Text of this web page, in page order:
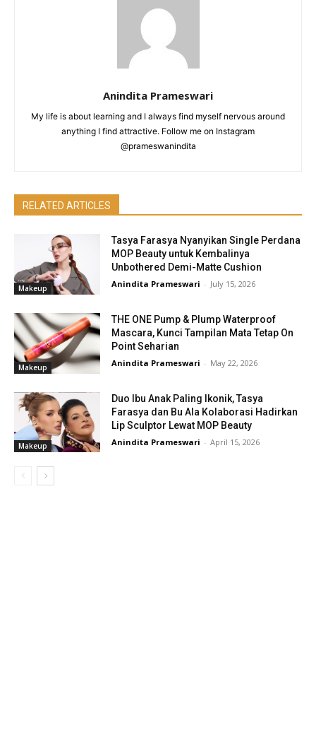
Anindita Prameswari
My life is about learning and I always find myself nervous around
anything I find attractive. Follow me on Instagram
@prameswanindita
RELATED ARTICLES
Makeup
Tasya Farasya Nyanyikan Single Perdana
MOP Beauty untuk Kembalinya
Unbothered Demi-Matte Cushion
Anindita Prameswari - July 15, 2026
Makeup
THE ONE Pump & Plump Waterproof
Mascara, Kunci Tampilan Mata Tetap On
Point Seharian
Anindita Prameswari - May 22, 2026
Makeup
Duo Ibu Anak Paling Ikonik, Tasya
Farasya dan Bu Ala Kolaborasi Hadirkan
Lip Sculptor Lewat MOP Beauty
Anindita Prameswari - April 15, 2026